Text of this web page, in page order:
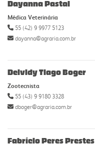
Dayanna Pastal
Médica Veterinária
55 (42) 9 9977 5123
dayanna@agraria.com.br
Deividy Tiago Boger
Zootecnista
55 (43) 9 9180 3328
dboger@agraria.com.br
Fabrício Peres Prestes